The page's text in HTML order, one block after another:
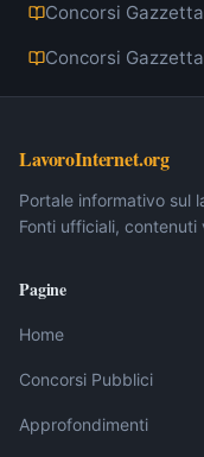
Concorsi
Concorsi
LavoroInternet.org
Portale informativo sul
Fonti ufficiali,
Pagine
Home
Concorsi Pubblici
Approfondimenti